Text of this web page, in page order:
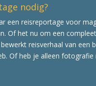
nodig?
een reisreportage voor
Of het nu om een
reisverhaal van een
Of heb je alleen fotografie